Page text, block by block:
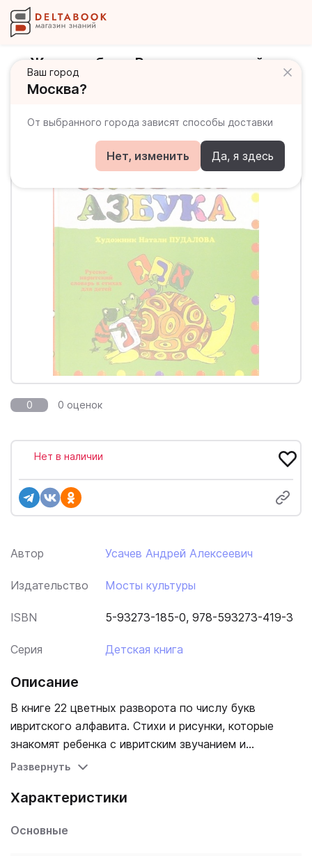
Ваш город
Москва?
От выбранного города зависят способы доставки
Нет, изменить Да, я здесь
Живая азбука. Русско-ивритский
словарь в стихах для детей
0 0 оценок
Автор Усачев Андрей Алексеевич
Издательство Мосты культуры
ISBN 5-93273-185-0, 978-593273-419-3
Серия Детская книга
Нет в наличии
Описание
В книге 22 цветных разворота по числу букв
ивритского алфавита. Стихи и рисунки, которые
знакомят ребенка с ивритским звучанием и
написанием букв и слов. Стихи легко выучиваются
28 ивритских слова.
Развернуть
Характеристики
Основные